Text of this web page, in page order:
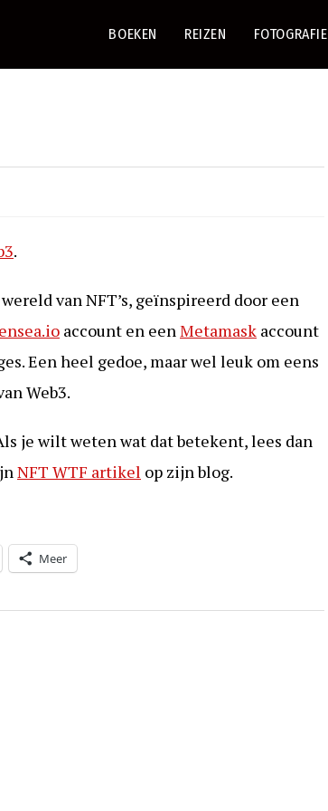
BOEKEN REIZEN FOTOGRAFIE
.
van NFT’s, geïnspireerd door een
account en eenMetamask account
Een heel gedoe, maar wel leuk om eens
Web3.
je wilt weten wat dat betekent, lees dan
NFT WTF artikel op zijn blog.
Meer